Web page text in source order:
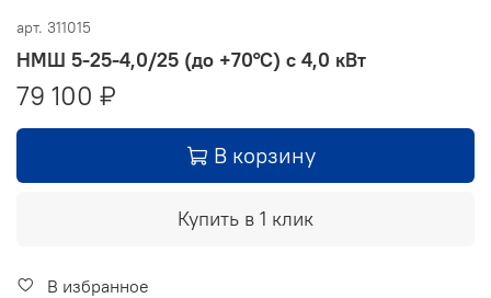
арт. 311015
НМШ 5-25-4,0/25 (до +70°С) с 4,0 кВт
79 100 ₽
В корзину
Купить в 1 клик
В избранное